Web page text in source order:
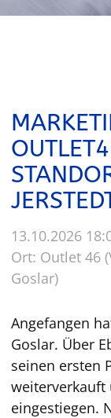
13.10.2026
Ort: Outlet 46
Goslar)
Angefangen
Goslar. Über
seinen ersten
weiterverkauft
eingestiegen.